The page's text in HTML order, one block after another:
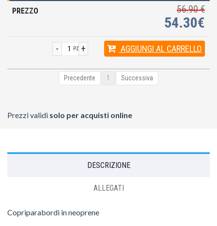
56.90 €
54.30€
+
- PZ AGGIUNGI AL CARRELLO
Precedente 1 Successiva
Prezzi validi solo per acquisti online
DESCRIZIONE
ALLEGATI
Copriparabordi in neoprene